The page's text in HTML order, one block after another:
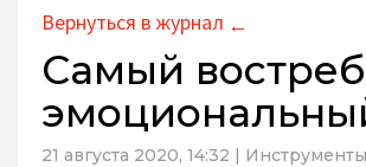
Вернуться в журнал ←
Самый
21 августа 2020, 14:32 |